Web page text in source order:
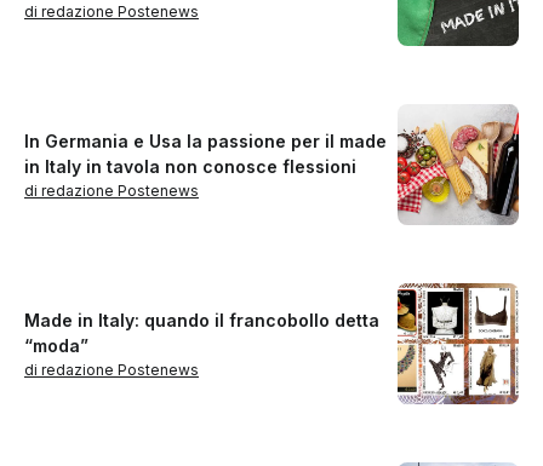
di redazione Postenews
In Germania e Usa la passione per il made
in Italy in tavola non conosce flessioni
di redazione Postenews
Made in Italy: quando il francobollo detta
“moda”
di redazione Postenews